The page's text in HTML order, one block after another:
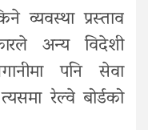
व्यवस्था प्रस्ताव
अन्य विदेशी
पनि सेवा
रेल्वे बोर्डको